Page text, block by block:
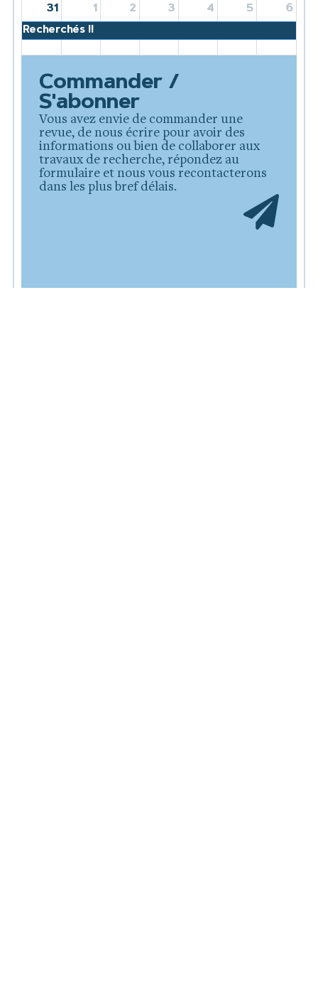
31
Recherchés !!
1 2 3 4 5 6
Commander /
S'abonner
Vous avez envie de commander une
revue, de nous écrire pour avoir des
informations ou bien de collaborer aux
travaux de recherche, répondez au
formulaire et nous vous recontacterons
dans les plus bref délais.